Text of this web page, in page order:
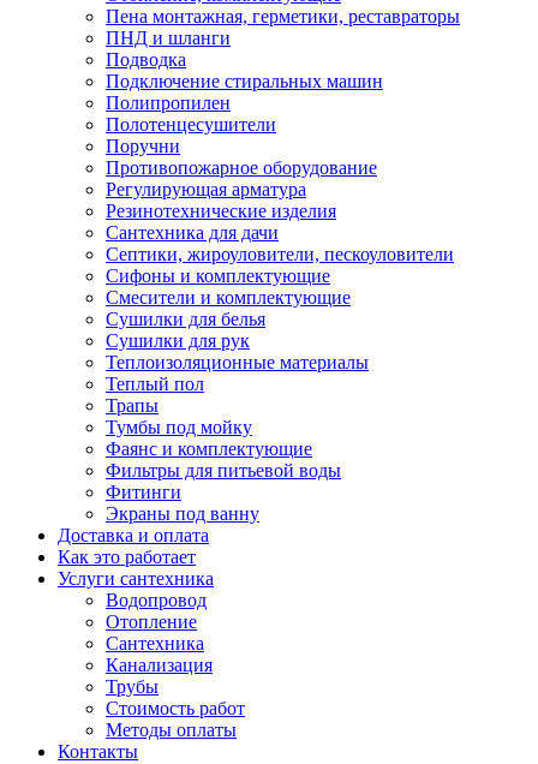
Пена монтажная, герметики, реставраторы
ПНД и шланги
Подводка
Подключение стиральных машин
Полипропилен
Полотенцесушители
Поручни
Противопожарное оборудование
Регулирующая арматура
Резинотехнические изделия
Сантехника для дачи
Септики, жироуловители, пескоуловители
Сифоны и комплектующие
Смесители и комплектующие
Сушилки для белья
Сушилки для рук
Теплоизоляционные материалы
Теплый пол
Трапы
Тумбы под мойку
Фаянс и комплектующие
Фильтры для питьевой воды
Фитинги
Экраны под ванну
Доставка и оплата
Как это работает
Услуги сантехника
Водопровод
Отопление
Сантехника
Канализация
Трубы
Стоимость работ
Методы оплаты
Контакты